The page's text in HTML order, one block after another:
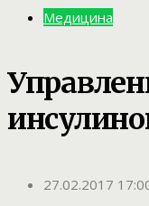
Медицина
27.02.2017